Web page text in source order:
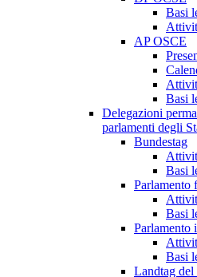
Basi
AP OSCE
Basi
Delegazioni
parlamenti degli
Bundestag
Basi
Parlamento
Basi
Parlamento
Basi
Landtag del